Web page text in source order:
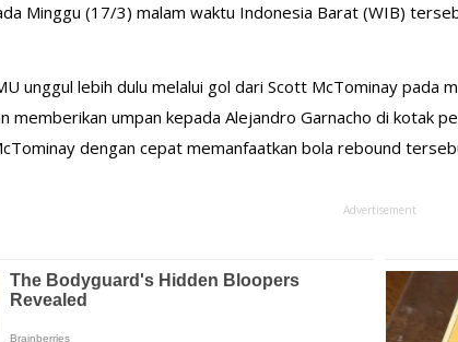
Minggu (17/3) malam waktu Indonesia Barat (WIB)
unggul lebih dulu melalui gol dari Scott McTominay
memberikan umpan kepada Alejandro Garnacho di kotak
dengan cepat memanfaatkan bola rebound
Advertisement